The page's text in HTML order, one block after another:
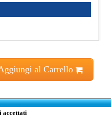
al Carrello
accettati